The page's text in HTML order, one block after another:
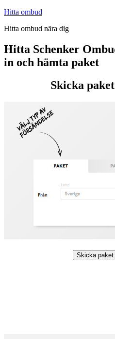
Hoppa
innehåll
Hitta ombud
Hitta ombud nära dig
Hitta Schenker
in och hämta paket
Skicka
Skicka paket